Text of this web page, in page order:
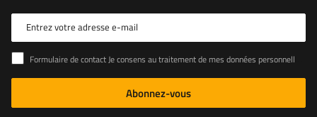
Entrez votre adresse e-mail
Formulaire de contact Je consens au traitement de mes données personnelles contenues dans le formulaire de contact conformément au règlement du Parlement européen et du Conseil (UE)
Abonnez-vous